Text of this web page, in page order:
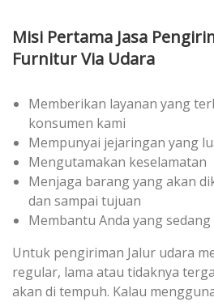
Misi Pertama Jasa
Furnitur Via Udara
Memberikan layanan yang
konsumen kami
Mempunyai jejaringan yang
Mengutamakan keselamatan
Menjaga barang yang akan
dan sampai tujuan
Membantu Anda yang
Untuk pengiriman Jalur udara
regular, lama atau tidaknya
akan di tempuh. Kalau